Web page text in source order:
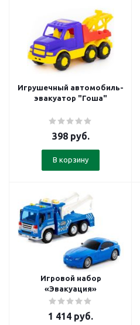
Игрушечный автомобиль-
эвакуатор "Гоша"
398руб.
В корзину
Игровой набор
«Эвакуация»
1 414 руб.